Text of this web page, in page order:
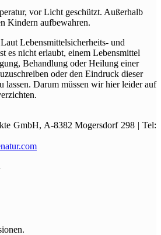
vor Licht geschützt. Außerhalb
Kindern aufbewahren.
Lebensmittelsicherheits- und
es nicht erlaubt, einem Lebensmittel
Behandlung oder Heilung einer
oder den Eindruck dieser
lassen. Darum müssen wir hier leider auf
GmbH, A-8382 Mogersdorf 298 | Tel: